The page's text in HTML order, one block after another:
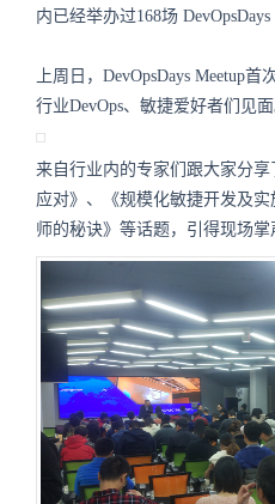
内已经举办过168场
上周日，DevOpsDays Meetup
行业DevOps、敏捷爱好者们见
来自行业内的专家们跟大家分享
应对》、《规模化敏捷开发及
师的秘诀》等话题，引得现场掌